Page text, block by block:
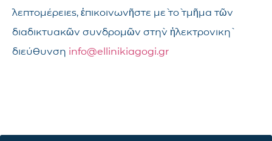
λεπτομέρειες, ἐπικοινωνῆστε μὲ τὸ τμῆμα τῶν
διαδικτυακῶν συνδρομῶν στὴν ἠλεκτρονικὴ
διεύθυνση info@ellinikiagogi.gr